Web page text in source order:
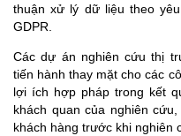
thuận xử lý dữ liệu theo
GDPR.
Các dự án nghiên cứu thị
tiến hành thay mặt cho các
lợi ích hợp pháp trong kết
khách quan của nghiên
khách hàng trước khi nghiên